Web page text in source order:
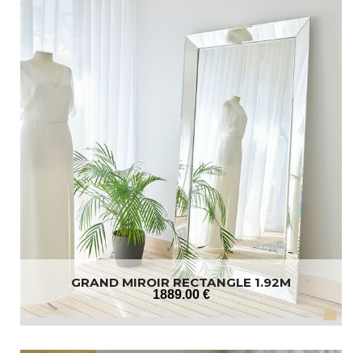
GRAND MIROIR RECTANGLE 1.92M
1889.00 €